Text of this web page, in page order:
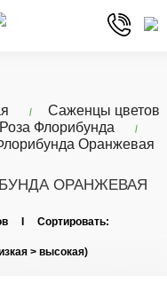
Саженцы цветов
Роза Флорибунда
Оранжевая
ОРАНЖЕВАЯ
I Сортировать: